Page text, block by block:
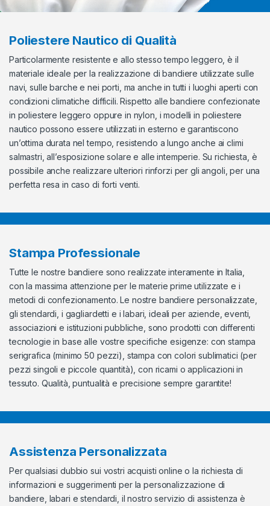
Poliestere Nautico di Qualità
Particolarmente resistente e allo stesso tempo leggero, è il
materiale ideale per la realizzazione di bandiere utilizzate sulle
navi, sulle barche e nei porti, ma anche in tutti i luoghi aperti con
condizioni climatiche difficili. Rispetto alle bandiere confezionate
in poliestere leggero oppure in nylon, i modelli in poliestere
nautico possono essere utilizzati in esterno e garantiscono
un’ottima durata nel tempo, resistendo a lungo anche ai climi
salmastri, all’esposizione solare e alle intemperie. Su richiesta, è
possibile anche realizzare ulteriori rinforzi per gli angoli, per una
perfetta resa in caso di forti venti.
Stampa Professionale
Tutte le nostre bandiere sono realizzate interamente in Italia,
con la massima attenzione per le materie prime utilizzate e i
metodi di confezionamento. Le nostre bandiere personalizzate,
gli stendardi, i gagliardetti e i labari, ideali per aziende, eventi,
associazioni e istituzioni pubbliche, sono prodotti con differenti
tecnologie in base alle vostre specifiche esigenze: con stampa
serigrafica (minimo 50 pezzi), stampa con colori sublimatici (per
pezzi singoli e piccole quantità), con ricami o applicazioni in
tessuto. Qualità, puntualità e precisione sempre garantite!
Assistenza Personalizzata
Per qualsiasi dubbio sui vostri acquisti online o la richiesta di
informazioni e suggerimenti per la personalizzazione di
bandiere, labari e stendardi, il nostro servizio di assistenza è